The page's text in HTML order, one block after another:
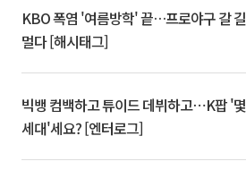
KBO 폭염 '여름방학' 끝…프로야구 갈 길
멀다 [해시태그]
빅뱅 컴백하고 튜이드 데뷔하고⋯K팝 '몇
세대'세요? [엔터로그]